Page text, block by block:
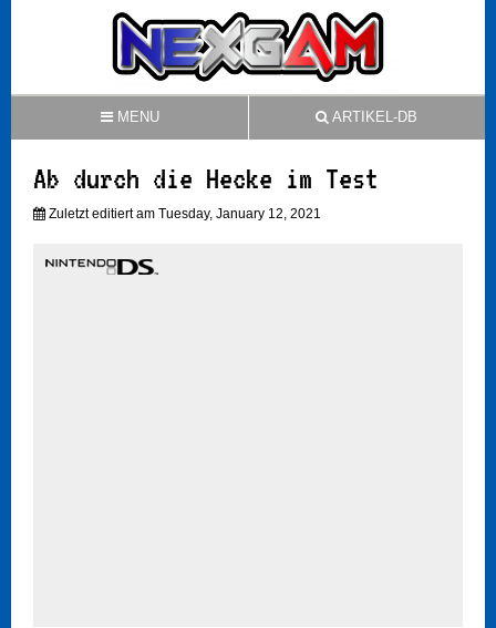
MENU ARTIKEL-DB
Ab durch die Hecke im Test
Zuletzt editiert am Tuesday, January 12, 2021